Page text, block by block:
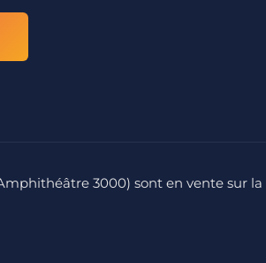
3000) sont en vente sur la